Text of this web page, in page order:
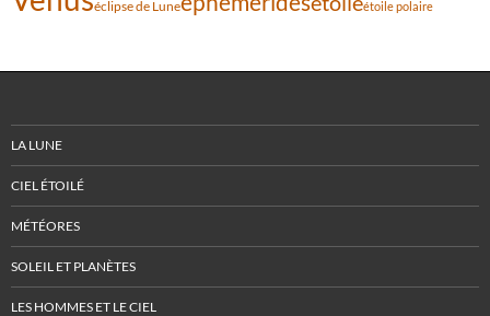
éclipse de Lune étoile polaire
LA LUNE
CIEL ÉTOILÉ
MÉTÉORES
SOLEIL ET PLANÈTES
LES HOMMES ET LE CIEL